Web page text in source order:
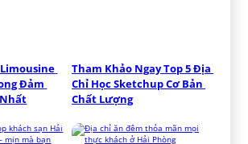
Đảm
Tham Khảo Ngay Top 5 Địa
Chỉ Học Sketchup Cơ Bản
Chất Lượng